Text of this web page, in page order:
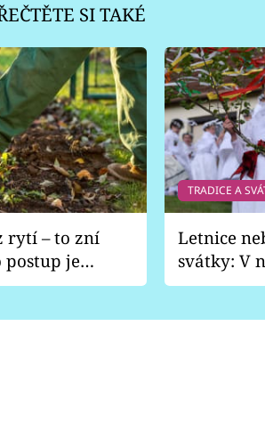
SI TAKÉ
rytí – to zní
postup je
některé
TRADICE A
Letnice
svátky: V
pondělí